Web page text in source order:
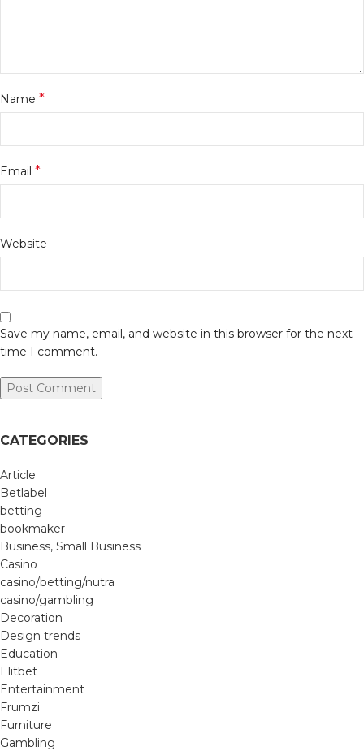
Name *
Email *
Website
Save my name, email, and website in this browser for the next
time I comment.
CATEGORIES
Article
Betlabel
betting
bookmaker
Business, Small Business
Casino
casino/betting/nutra
casino/gambling
Decoration
Design trends
Education
Elitbet
Entertainment
Frumzi
Furniture
Gambling